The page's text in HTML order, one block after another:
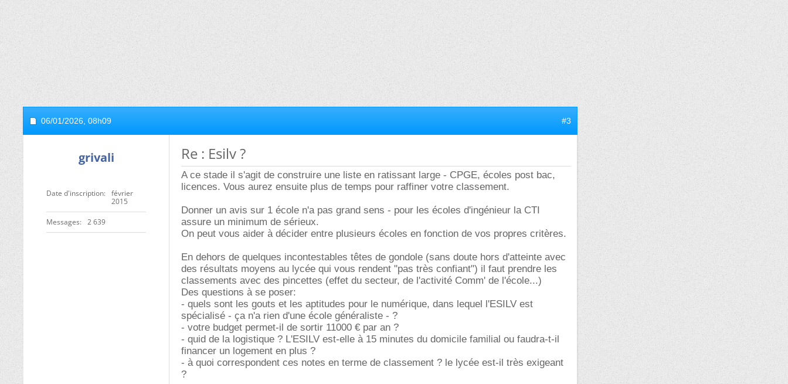
06/01/2026, 08h09 #3
grivali
Date d'inscription
février
2015
Messages 2 639
Re : Esilv ?
A ce stade il s'agit de construire une liste en ratissant large - CPGE, écoles post bac,
licences. Vous aurez ensuite plus de temps pour raffiner votre classement.
Donner un avis sur 1 école n'a pas grand sens - pour les écoles d'ingénieur la CTI
assure un minimum de sérieux.
On peut vous aider à décider entre plusieurs écoles en fonction de vos propres critères.
En dehors de quelques incontestables têtes de gondole (sans doute hors d'atteinte avec
des résultats moyens au lycée qui vous rendent "pas très confiant") il faut prendre les
classements avec des pincettes (effet du secteur, de l'activité Comm' de l'école...)
Des questions à se poser:
- quels sont les gouts et les aptitudes pour le numérique, dans lequel l'ESILV est
spécialisé - ça n'a rien d'une école généraliste - ?
- votre budget permet-il de sortir 11000 € par an ?
- quid de la logistique ? L'ESILV est-elle à 15 minutes du domicile familial ou faudra-t-il
financer un logement en plus ?
- à quoi correspondent ces notes en terme de classement ? le lycée est-il très exigeant
?